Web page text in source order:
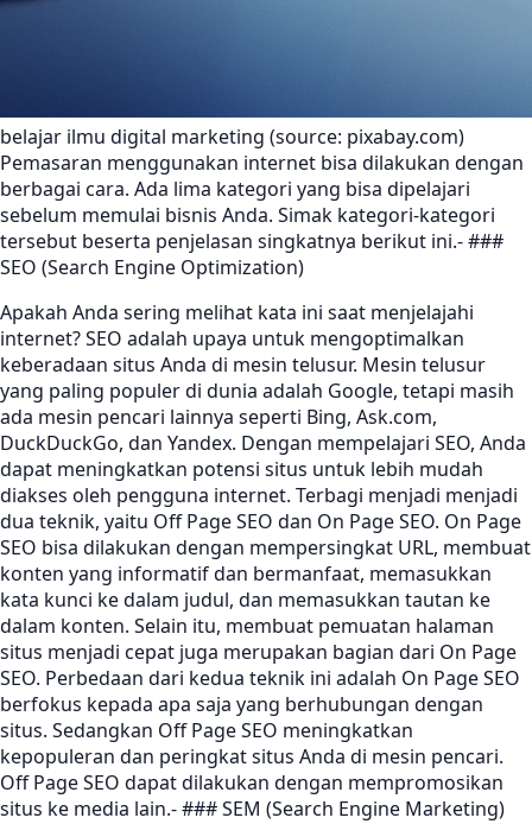
belajar ilmu digital marketing (source: pixabay.com)
Pemasaran menggunakan internet bisa dilakukan dengan
berbagai cara. Ada lima kategori yang bisa dipelajari
sebelum memulai bisnis Anda. Simak kategori-kategori
tersebut beserta penjelasan singkatnya berikut ini.- ###
SEO (Search Engine Optimization)
Apakah Anda sering melihat kata ini saat menjelajahi
internet? SEO adalah upaya untuk mengoptimalkan
keberadaan situs Anda di mesin telusur. Mesin telusur
yang paling populer di dunia adalah Google, tetapi masih
ada mesin pencari lainnya seperti Bing, Ask.com,
DuckDuckGo, dan Yandex. Dengan mempelajari SEO, Anda
dapat meningkatkan potensi situs untuk lebih mudah
diakses oleh pengguna internet. Terbagi menjadi menjadi
dua teknik, yaitu Off Page SEO dan On Page SEO. On Page
SEO bisa dilakukan dengan mempersingkat URL, membuat
konten yang informatif dan bermanfaat, memasukkan
kata kunci ke dalam judul, dan memasukkan tautan ke
dalam konten. Selain itu, membuat pemuatan halaman
situs menjadi cepat juga merupakan bagian dari On Page
SEO. Perbedaan dari kedua teknik ini adalah On Page SEO
berfokus kepada apa saja yang berhubungan dengan
situs. Sedangkan Off Page SEO meningkatkan
kepopuleran dan peringkat situs Anda di mesin pencari.
Off Page SEO dapat dilakukan dengan mempromosikan
situs ke media lain.- ### SEM (Search Engine Marketing)